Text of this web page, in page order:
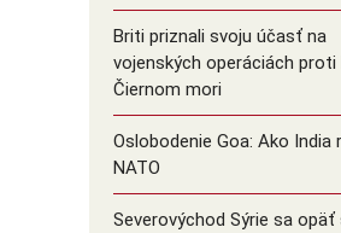
Briti priznali svoju účasť na
vojenských operáciách proti
Čiernom mori
Oslobodenie Goa: Ako India
NATO
Severovýchod Sýrie sa opäť